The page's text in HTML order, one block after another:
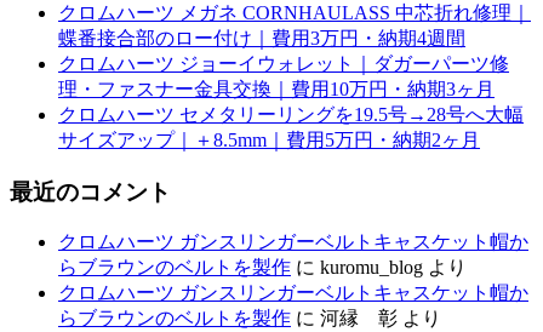
クロムハーツ メガネ CORNHAULASS 中芯折れ修理｜
蝶番接合部のロー付け｜費用3万円・納期4週間
クロムハーツ ジョーイウォレット｜ダガーパーツ修
理・ファスナー金具交換｜費用10万円・納期3ヶ月
クロムハーツ セメタリーリングを19.5号→28号へ大幅
サイズアップ｜＋8.5mm｜費用5万円・納期2ヶ月
最近のコメント
クロムハーツ ガンスリンガーベルトキャスケット帽か
らブラウンのベルトを製作 に kuromu_blog より
クロムハーツ ガンスリンガーベルトキャスケット帽か
らブラウンのベルトを製作 に 河縁 彰 より